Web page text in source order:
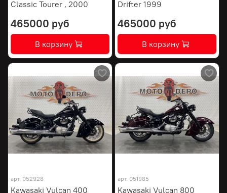
Classic Tourer , 2000
465000 руб
В корзину
Drifter 1999
465000 руб
В корзину
арт. 052928
Kawasaki Vulcan 400
арт. 051985
Kawasaki Vulcan 800